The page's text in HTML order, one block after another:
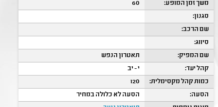
משך זמן המופע:
60
סגנון:
שם הרכב:
סיווג:
שם המפיק:
תאטרון הנפש
קהל יעד:
י - יב
כמות קהל מקסימלית:
120
הסעה:
הסעה לא כלולה במחיר